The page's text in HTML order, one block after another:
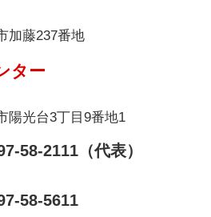
加藤237番地
ター
陽光台3丁目9番地1
58-2111（代表）
58-5611